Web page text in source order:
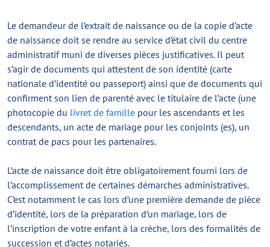
Le demandeur de l’extrait de naissance ou de la copie d’acte
de naissance doit se rendre au service d’état civil du centre
administratif muni de diverses pièces justificatives. Il peut
s’agir de documents qui attestent de son identité (carte
nationale d’identité ou passeport) ainsi que de documents qui
confirment son lien de parenté avec le titulaire de l’acte (une
photocopie du livret de famille pour les ascendants et les
descendants, un acte de mariage pour les conjoints (es), un
contrat de pacs pour les partenaires.
L’acte de naissance doit être obligatoirement fourni lors de
l’accomplissement de certaines démarches administratives.
C’est notamment le cas lors d’une première demande de pièce
d’identité, lors de la préparation d’un mariage, lors de
l’inscription de votre enfant à la crèche, lors des formalités de
succession et d’actes notariés.